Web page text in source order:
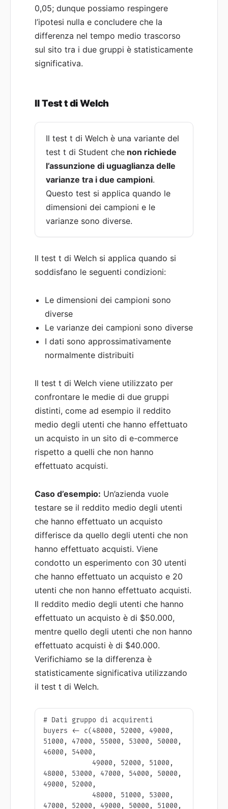
0,05; dunque possiamo respingere
l’ipotesi nulla e concludere che la
differenza nel tempo medio trascorso
sul sito tra i due gruppi è statisticamente
significativa.
Il Test t di Welch
Il test t di Welch è una variante del
test t di Student che non richiede
l’assunzione di uguaglianza delle
varianze tra i due campioni.
Questo test si applica quando le
dimensioni dei campioni e le
varianze sono diverse.
Il test t di Welch si applica quando si
soddisfano le seguenti condizioni:
Le dimensioni dei campioni sono
diverse
Le varianze dei campioni sono diverse
I dati sono approssimativamente
normalmente distribuiti
Il test t di Welch viene utilizzato per
confrontare le medie di due gruppi
distinti, come ad esempio il reddito
medio degli utenti che hanno effettuato
un acquisto in un sito di e-commerce
rispetto a quelli che non hanno
effettuato acquisti.
Caso d’esempio: Un’azienda vuole
testare se il reddito medio degli utenti
che hanno effettuato un acquisto
differisce da quello degli utenti che non
hanno effettuato acquisti. Viene
condotto un esperimento con 30 utenti
che hanno effettuato un acquisto e 20
utenti che non hanno effettuato acquisti.
Il reddito medio degli utenti che hanno
effettuato un acquisto è di $50.000,
mentre quello degli utenti che non hanno
effettuato acquisti è di $40.000.
Verifichiamo se la differenza è
statisticamente significativa utilizzando
il test t di Welch.
# Dati gruppo di acquirenti
buyers <- c(48000, 52000, 49000,
51000, 47000, 55000, 53000, 50000,
46000, 54000,
48000, 53000, 47000, 54000, 50000,
49000, 52000,
47000, 52000, 49000, 50000, 51000,